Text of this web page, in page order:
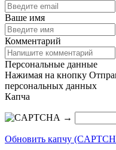
Ваше имя
Комментарий
Персональные данные
Нажимая на кнопку
персональных данных
Капча
→
Обновить капчу